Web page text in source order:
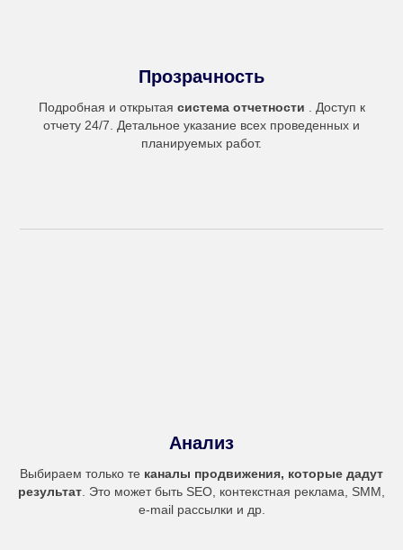
Прозрачность
Подробная и открытая система отчетности . Доступ к
отчету 24/7. Детальное указание всех проведенных и
планируемых работ.
Анализ
Выбираем только те каналы продвижения, которые дадут
результат . Это может быть SEO, контекстная реклама, SMM,
e-mail рассылки и др.